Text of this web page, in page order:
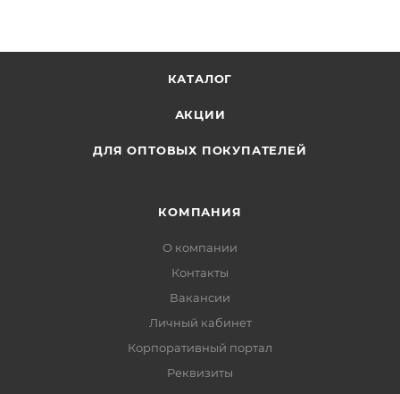
КАТАЛОГ
АКЦИИ
ДЛЯ ОПТОВЫХ ПОКУПАТЕЛЕЙ
КОМПАНИЯ
О компании
Контакты
Вакансии
Личный кабинет
Корпоративный портал
Реквизиты